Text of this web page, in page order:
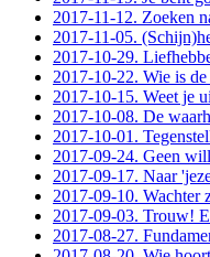
2017-11-12. Zoeken
2017-11-05.
2017-10-29.
2017-10-22. Wie is
2017-10-15. Weet je
2017-10-08. De
2017-10-01.
2017-09-24. Geen
2017-09-17. Naar
2017-09-10. Wachter
2017-09-03. Trouw!
2017-08-27.